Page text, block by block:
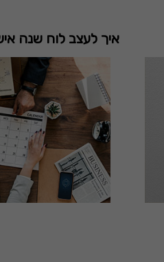
איך לעצב לוח שנה